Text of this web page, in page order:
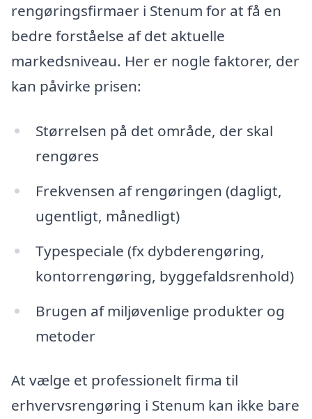
rengøringsfirmaer i Stenum for at få en
bedre forståelse af det aktuelle
markedsniveau. Her er nogle faktorer, der
kan påvirke prisen:
Størrelsen på det område, der skal
rengøres
Frekvensen af rengøringen (dagligt,
ugentligt, månedligt)
Typespeciale (fx dybderengøring,
kontorrengøring, byggefaldsrenhold)
Brugen af miljøvenlige produkter og
metoder
At vælge et professionelt firma til
erhvervsrengøring i Stenum kan ikke bare